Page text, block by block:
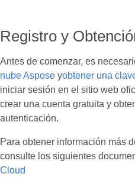
Registro y
Antes de comenzar, es
nube Aspose yobtener una
iniciar sesión en el sitio web
crear una cuenta gratuita y
autenticación.
Para obtener información más
consulte los siguientes
Cloud